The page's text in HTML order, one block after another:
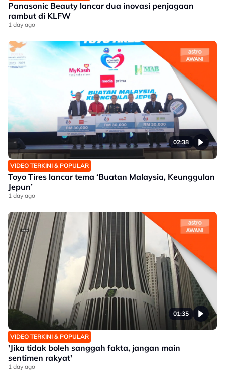
Panasonic Beauty lancar dua inovasi penjagaan
rambut di KLFW
1 day ago
02:38
VIDEO TERKINI & POPULAR
Toyo Tires lancar tema ‘Buatan Malaysia, Keunggulan
Jepun’
1 day ago
01:35
VIDEO TERKINI & POPULAR
'Jika tidak boleh sanggah fakta, jangan main
sentimen rakyat'
1 day ago